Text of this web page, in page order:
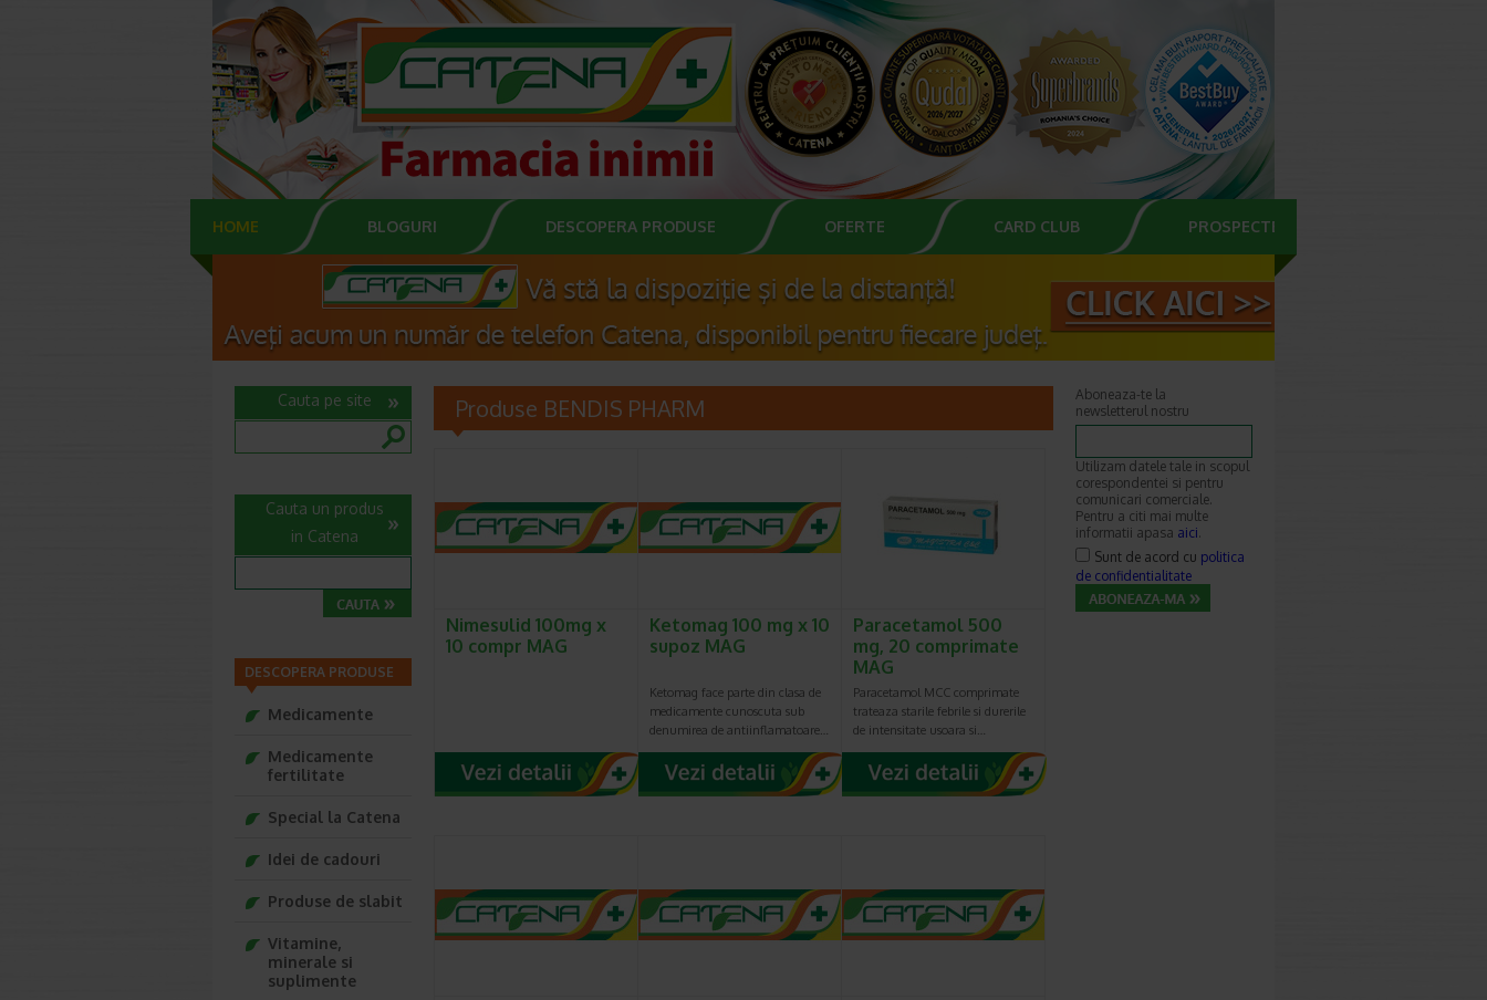
HOME BLOGURI DESCOPERA PRODUSE OFERTE CARD CLUB PROSPECTE
Produse BENDIS PHARM
Nimesulid 100mg x
10 compr MAG
Ketomag 100 mg x 10
supoz MAG
Ketomag face parte din clasa de
medicamente cunoscuta sub
denumirea de antiinflamatoare…
Paracetamol 500
mg, 20 comprimate
MAG
Paracetamol MCC comprimate
trateaza starile febrile si durerile
de intensitate usoara si…
Cauta pe site
Cauta un produs
in Catena
DESCOPERA PRODUSE
Medicamente
Medicamente
fertilitate
Special la Catena
Idei de cadouri
Produse de slabit
Vitamine,
minerale si
suplimente
Aboneaza-te la
newsletterul nostru
Utilizam datele tale in scopul
corespondentei si pentru
comunicari comerciale.
Pentru a citi mai multe
informatii apasa aici.
Sunt de acord cu politica
de confidentialitate